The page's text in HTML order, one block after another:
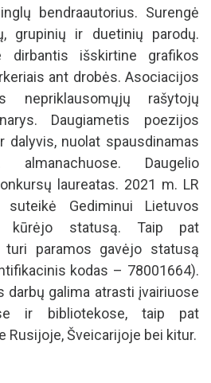
bendraautorius. Surengė
grupinių ir duetinių parodų.
dirbantis išskirtine grafikos
ant drobės. Asociacijos
nepriklausomųjų rašytojų
Daugiametis poezijos
dalyvis, nuolat spausdinamas
almanachuose. Daugelio
laureatas. 2021 m. LR
Gediminui Lietuvos
kūrėjo statusą. Taip pat
turi paramos gavėjo statusą
kodas – 78001664).
darbų galima atrasti įvairiuose
ir bibliotekose, taip pat
Rusijoje, Šveicarijoje bei kitur.